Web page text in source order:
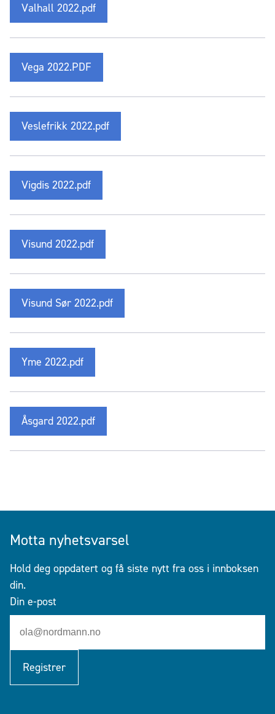
Valhall 2022.pdf
Vega 2022.PDF
Veslefrikk 2022.pdf
Vigdis 2022.pdf
Visund 2022.pdf
Visund Sør 2022.pdf
Yme 2022.pdf
Åsgard 2022.pdf
Motta nyhetsvarsel
Hold deg oppdatert og få siste nytt fra oss i innboksen
din.
Din e-post
Registrer